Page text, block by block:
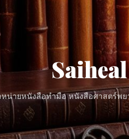
น่ายหนังสือทำมือ หนังสือศาสตร์พย